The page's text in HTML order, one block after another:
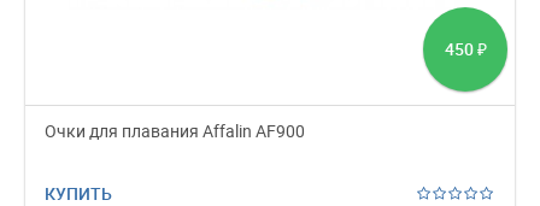
450 ₽
Очки для плавания Affalin AF900
КУПИТЬ